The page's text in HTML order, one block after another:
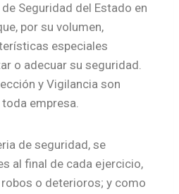
Seguridad del Estado en
por su volumen,
especiales
o adecuar su seguridad.
y Vigilancia son
empresa.
de seguridad, se
al final de cada ejercicio,
o deterioros; y como